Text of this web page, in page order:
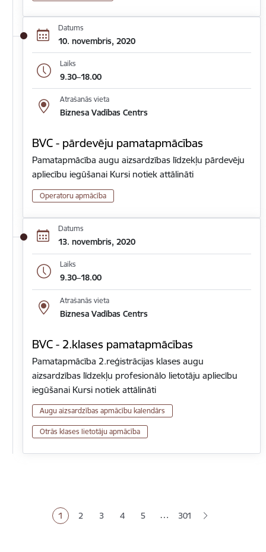
Datums
10. novembris, 2020
Laiks
9.30–18.00
Atrašanās vieta
Biznesa Vadības Centrs
BVC - pārdevēju pamatapmācības
Pamatapmācība augu aizsardzības līdzekļu pārdevēju
apliecību iegūšanai Kursi notiek attālināti
Operatoru apmācība
Datums
13. novembris, 2020
Laiks
9.30–18.00
Atrašanās vieta
Biznesa Vadības Centrs
BVC - 2.klases pamatapmācības
Pamatapmācība 2.reģistrācijas klases augu
aizsardzības līdzekļu profesionālo lietotāju apliecību
iegūšanai Kursi notiek attālināti
Augu aizsardzības apmācību kalendārs
Otrās klases lietotāju apmācība
Pašreizējā lapa
1 Lapa
2 Lapa
3 Lapa
4 Lapa
5 … 301